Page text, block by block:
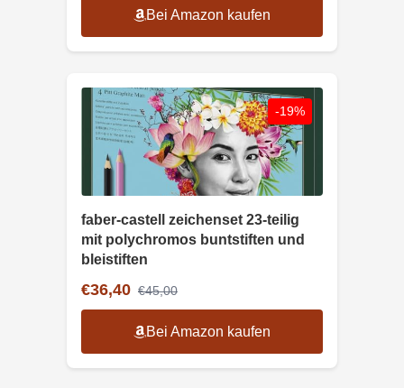
Bei Amazon kaufen
-19%
faber-castell zeichenset 23-teilig
mit polychromos buntstiften und
bleistiften
€36,40 €45,00
Bei Amazon kaufen